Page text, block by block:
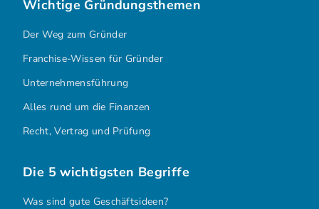
Wichtige Gründungsthemen
Der Weg zum Gründer
Franchise-Wissen für Gründer
Unternehmensführung
Alles rund um die Finanzen
Recht, Vertrag und Prüfung
Die 5 wichtigsten Begriffe
Was sind gute Geschäftsideen?